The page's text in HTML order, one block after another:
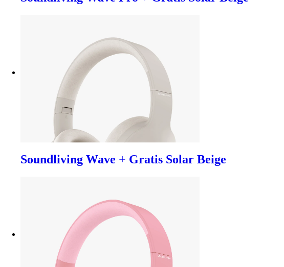
Soundliving Wave + Gratis Solar Beige